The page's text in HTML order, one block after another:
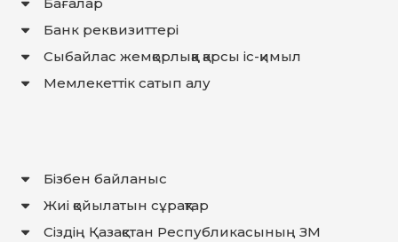
Бағалар
Банк реквизиттері
Сыбайлас жемқорлыққа қарсы іс-қимыл
Мемлекеттiк сатып алу
Бізбен байланыс
Жиі қойылатын сұрақтар
Сіздің Қазақстан Республикасының ЗМ